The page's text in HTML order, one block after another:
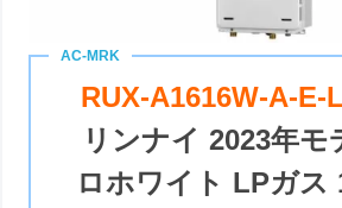
RUX-A1616W-A-E-
リンナイ 2023年モ
ロホワイト LPガス